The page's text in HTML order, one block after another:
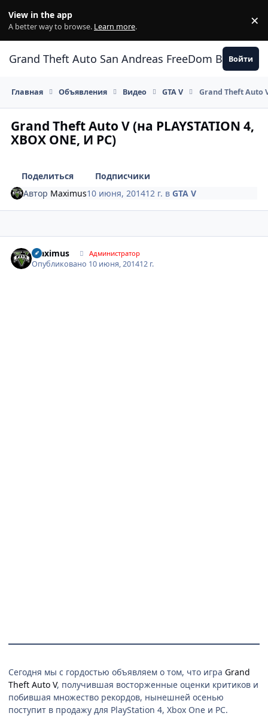
View in the app
A better way to browse. Learn more. ×
Grand Theft Auto San Andreas FreeDom Воронеж
Войти
Главная Объявления Видео GTA V Grand Theft Auto
Grand Theft Auto V (на PLAYSTATION 4,
XBOX ONE, И PC)
Поделиться
Подписчики
Автор Maximus10 июня, 201412 г. вGTA V
Maximus Администратор
Опубликовано 10 июня, 201412 г.
Сегодня мы с гордостью объявляем о том, что игра Grand
Theft Auto V, получившая восторженные оценки критиков и
побившая множество рекордов, нынешней осенью
поступит в продажу для PlayStation 4, Xbox One и PC.